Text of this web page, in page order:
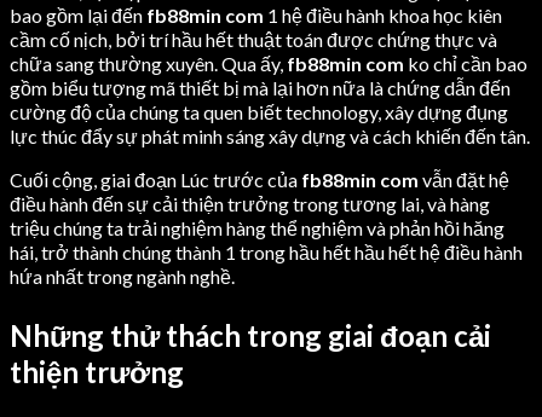
bao gồm lại đến fb88min com 1 hệ điều hành khoa học kiên
cầm cố nịch, bởi trí hầu hết thuật toán được chứng thực và
chữa sang thường xuyên. Qua ấy, fb88min com ko chỉ cần bao
gồm biểu tượng mã thiết bị mà lại hơn nữa là chứng dẫn đến
cường độ của chúng ta quen biết technology, xây dựng đụng
lực thúc đẩy sự phát minh sáng xây dựng và cách khiến đến tân.
Cuối cộng, giai đoạn Lúc trước của fb88min com vẫn đặt hệ
điều hành đến sự cải thiện trưởng trong tương lai, và hàng
triệu chúng ta trải nghiệm hàng thể nghiệm và phản hồi hăng
hái, trở thành chúng thành 1 trong hầu hết hầu hết hệ điều hành
hứa nhất trong ngành nghề.
Những thử thách trong giai đoạn cải
thiện trưởng